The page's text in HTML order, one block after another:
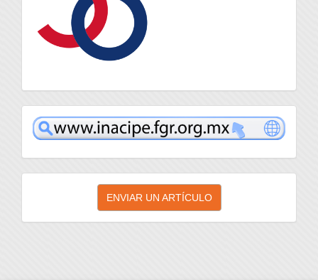
inacipe
Enviar
artículo
ENVIAR UN ARTÍCULO